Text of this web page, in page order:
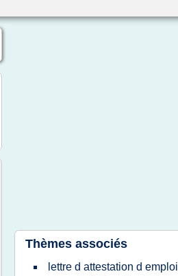
Thèmes associés
lettre d attestation d emploi